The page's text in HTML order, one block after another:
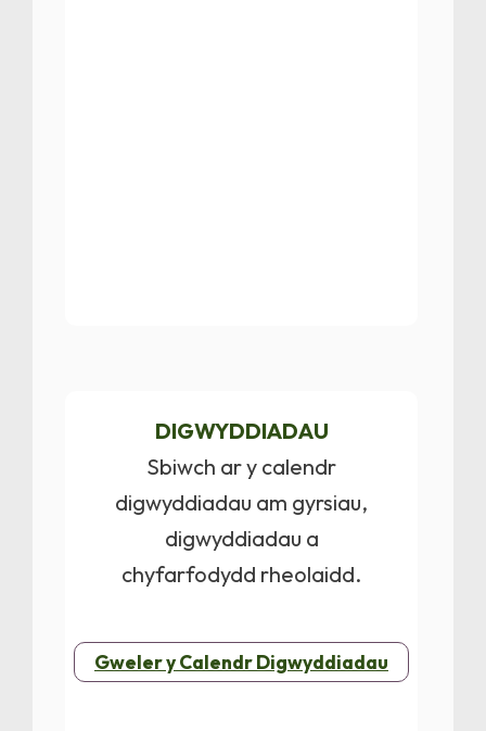
DIGWYDDIADAU
Sbiwch ar y calendr
digwyddiadau am gyrsiau,
digwyddiadau a
chyfarfodydd rheolaidd.
Gweler y Calendr Digwyddiadau